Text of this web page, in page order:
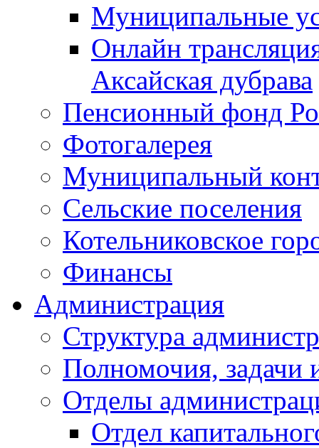
Муниципальные
Онлайн
Аксайская дубрава
Пенсионный фонд
Фотогалерея
Муниципальный
Сельские поселения
Котельниковское
Финансы
Администрация
Структура
Полномочия, задачи
Отделы
Отдел